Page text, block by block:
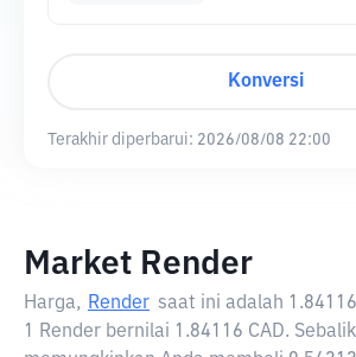
Konversi
Terakhir diperbarui: 2026/08/08 22:00
Market Render
Harga, Render saat ini adalah
1 Render bernilai 1.84116 CAD.